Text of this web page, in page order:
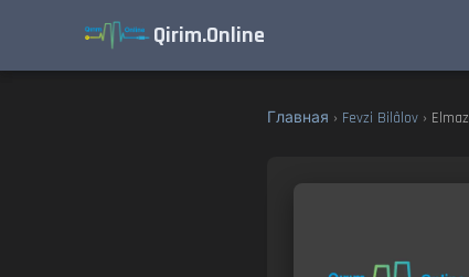
Qirim.Online
Главная › Fevzi Bilâlov › Elmaz